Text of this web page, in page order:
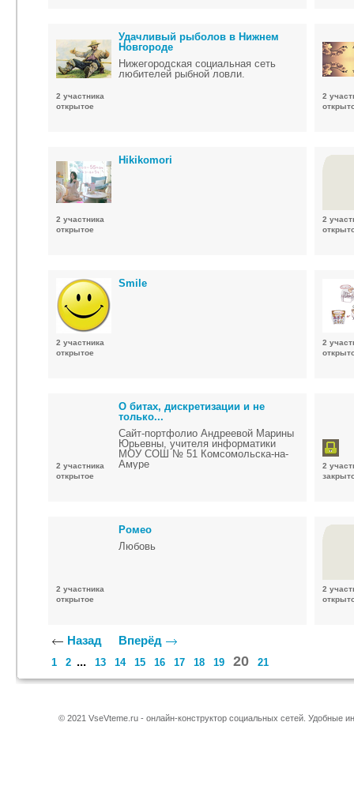
2 участника
открытое
Удачливый рыболов в Нижнем
Новгороде
Нижегородская социальная сеть
любителей рыбной ловли.
2
2 участника
открытое
Hikikomori
2
2 участника
открытое
Smile
2
2 участника
открытое
О битах, дискретизации и не
только...
Сайт-портфолио Андреевой Марины
Юрьевны, учителя информатики
МОУ СОШ № 51 Комсомольска-на-
Амуре
2
2 участника
открытое
Ромео
Любовь
2
Назад Вперёд
1 2 ... 13 14 15 16 17 18 19 20 21
© 2021 VseVteme.ru - онлайн-конструктор социальных сетей. Удобные